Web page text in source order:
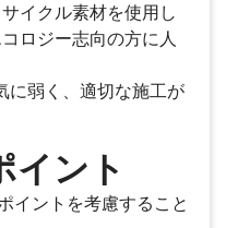
イクル素材を使用し
ロジー志向の方に人
に弱く、適切な施工が
イント
イントを考慮すること